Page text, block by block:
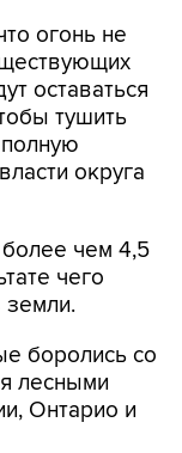
огонь не
оставаться
тушить
округа
чем 4,5
чего
земли.
боролись со
лесными
Онтарио и